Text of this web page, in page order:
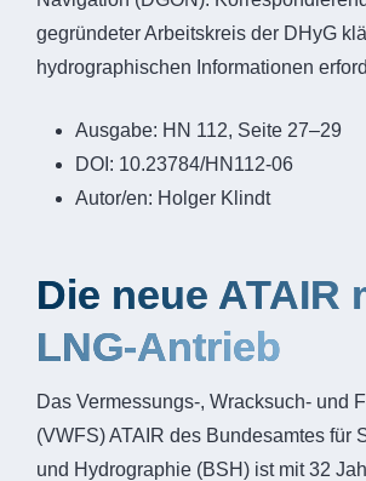
gegründeter Arbeitskreis der DHyG
hydrographischen Informationen
Ausgabe: HN 112, Seite 27–29
DOI: 10.23784/HN112-06
Autor/en: Holger Klindt
Die neue ATAIR
LNG-Antrieb
Das Vermessungs-, Wracksuch- und
(VWFS) ATAIR des Bundesamtes für
und Hydrographie (BSH) ist mit 32